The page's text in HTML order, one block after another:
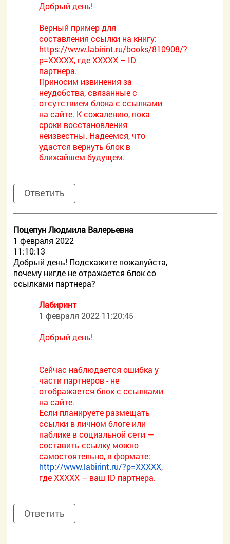
Добрый день!
Верный пример для
составления ссылки на книгу:
https://www.labirint.ru/books/810908/?
p=XXXXX, где ХХХХХ – ID
партнера.
Приносим извинения за
неудобства, связанные с
отсутствием блока с ссылками
на сайте. К сожалению, пока
сроки восстановления
неизвестны. Надеемся, что
удастся вернуть блок в
ближайшем будущем.
Ответить
Поцепун Людмила Валерьевна
1 февраля 2022
11:10:13
Добрый день! Подскажите пожалуйста,
почему нигде не отражается блок со
ссылками партнера?
Лабиринт
1 февраля 2022 11:20:45
Добрый день!
Сейчас наблюдается ошибка у
части партнеров - не
отображается блок с ссылками
на сайте.
Если планируете размещать
ссылки в личном блоге или
паблике в социальной сети —
составить ссылку можно
самостоятельно, в формате:
http://www.labirint.ru/?p=XXXXX,
где ХХХХХ – ваш ID партнера.
Ответить